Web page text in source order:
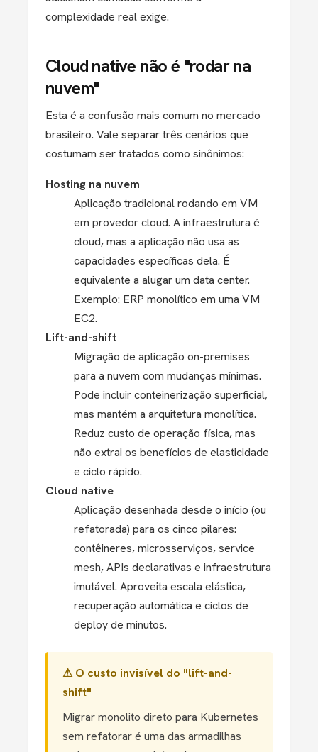
complexidade real exige.
Cloud native não é "rodar na
nuvem"
Esta é a confusão mais comum no mercado
brasileiro. Vale separar três cenários que
costumam ser tratados como sinônimos:
Hosting na nuvem
Aplicação tradicional rodando em VM
em provedor cloud. A infraestrutura é
cloud, mas a aplicação não usa as
capacidades específicas dela. É
equivalente a alugar um data center.
Exemplo: ERP monolítico em uma VM
EC2.
Lift-and-shift
Migração de aplicação on-premises
para a nuvem com mudanças mínimas.
Pode incluir conteinerização superficial,
mas mantém a arquitetura monolítica.
Reduz custo de operação física, mas
não extrai os benefícios de elasticidade
e ciclo rápido.
Cloud native
Aplicação desenhada desde o início (ou
refatorada) para os cinco pilares:
contêineres, microsserviços, service
mesh, APIs declarativas e infraestrutura
imutável. Aproveita escala elástica,
recuperação automática e ciclos de
deploy de minutos.
⚠ O custo invisível do "lift-and-
shift"
Migrar monolito direto para Kubernetes
sem refatorar é uma das armadilhas